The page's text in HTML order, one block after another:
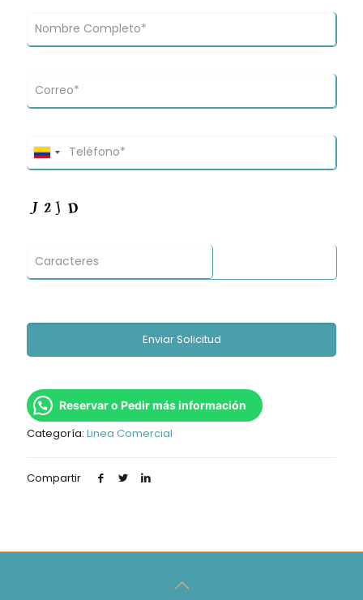
Reservar o Pedir más información
Categoría: Linea Comercial
Compartir